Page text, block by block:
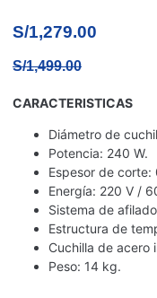
S/1,279.00
S/1,499.00
CARACTERISTICAS
Diámetro de
Potencia: 240 W.
Espesor de corte:
Energía: 220 V /
Sistema de
Estructura de
Cuchilla de acero
Peso: 14 kg.